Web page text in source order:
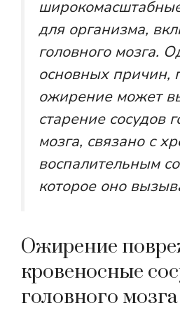
для организма,
головного мозга.
основных причин,
ожирение может
старение сосудов
мозга, связано с
воспалительным
которое оно
Ожирение
кровеносные
головного мозга